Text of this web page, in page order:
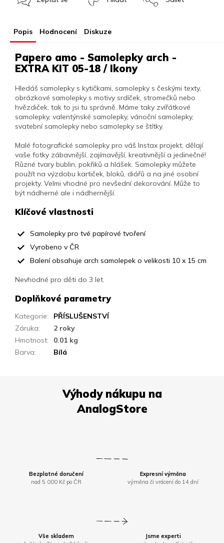
Bezplatné doručení
nad 5 000 Kč po ČR
Expresní výměna
výměna či vrácení do 14 dní
Vše skladem
Jsme experti
Popis Hodnocení Diskuze
Papero amo - Samolepky arch -
EXTRA KIT 05-18 / Ikony
Hledáš samolepky s kytičkami, samolepky s českými texty,
obrázkové samolepky s motivy srdíček, stromečků nebo
hvězdiček, tak to jsi tu správně. Máme taky zvířátkové
samolepky, valentýnské samolepky, vánoční samolepky,
svatební samolepky nebo samolepky se štítky.
Malé fotografické samolepky pro váš Instax projekt, dělají
vaše fotky zábavnější, zajímavější, kreativnější a jedinečné!
Různé tvary bublin, pokřiků a hlášek. Samolepky můžete
použít na výzdobu kartiček, bloků, diářů a na jiné osobní
projekty. Velmi vhodné pro nevšední dekorování. Může to
být nádherné ale i nádhernější.
Klíčové vlastnosti
Samolepky pro tvé papírové tvoření
Vyrobeno v ČR
Balení obsahuje arch samolepek o velikosti 10 x 15 cm
Nevhodné pro děti do 3 let.
Doplňkové parametry
Kategorie:
PŘÍSLUŠENSTVÍ
Záruka:
2 roky
Hmotnost:
0.01 kg
Barva: Bílá